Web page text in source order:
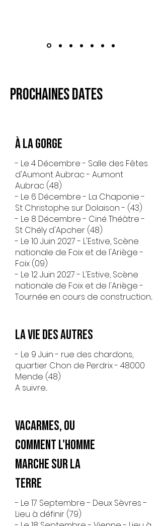
Prochaines dates
​À la gorge
- Le 4 Décembre - Salle des Fêtes
d'Aumont Aubrac - Aumont
Aubrac (48)
- Le 6 Décembre - La Chaponie -
St Christophe sur Dolaison - (43)
- Le 8 Décembre - Ciné Théâtre -
St Chély d'Apcher (48)
- Le 10 Juin 2027 - L'Estive, Scène
nationale de Foix et de l'Ariège -
Foix (09)
- Le 12 Juin 2027 - L'Estive, Scène
nationale de Foix et de l'Ariège -
Tournée en cours de construction...
La Vie des Autres
- Le 9 Juin - rue des chardons,
quartier Chon de Perdrix - 48000
Mende (48)
A suivre...
Vacarmes, ou
comment l'homme
marche sur la
terre
- Le 17 Septembre - Deux Sèvres -
Lieu à définir (79)